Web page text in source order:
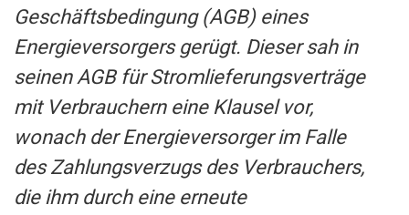
Geschäftsbedingung (AGB) eines
Energieversorgers gerügt. Dieser sah in
seinen AGB für Stromlieferungsverträge
mit Verbrauchern eine Klausel vor,
wonach der Energieversorger im Falle
des Zahlungsverzugs des Verbrauchers,
die ihm durch eine erneute